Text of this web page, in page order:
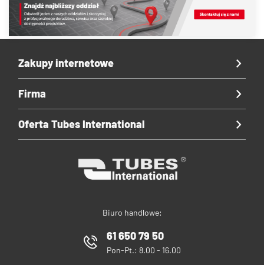
Biuro handlowe:
61 650 79 50
Pon-Pt.: 8.00 - 16.00
Zakupy internetowe
Firma
Oferta Tubes International